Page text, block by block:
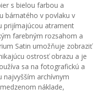
s bielou farbou a
bárnatého v povlaku v
prijímajúcou atrament
farebným rozsahom a
Satin umožňuje zobraziť
ostrosť obrazu a je
sa na fotografickú a
najvyšším archívnym
náklade,